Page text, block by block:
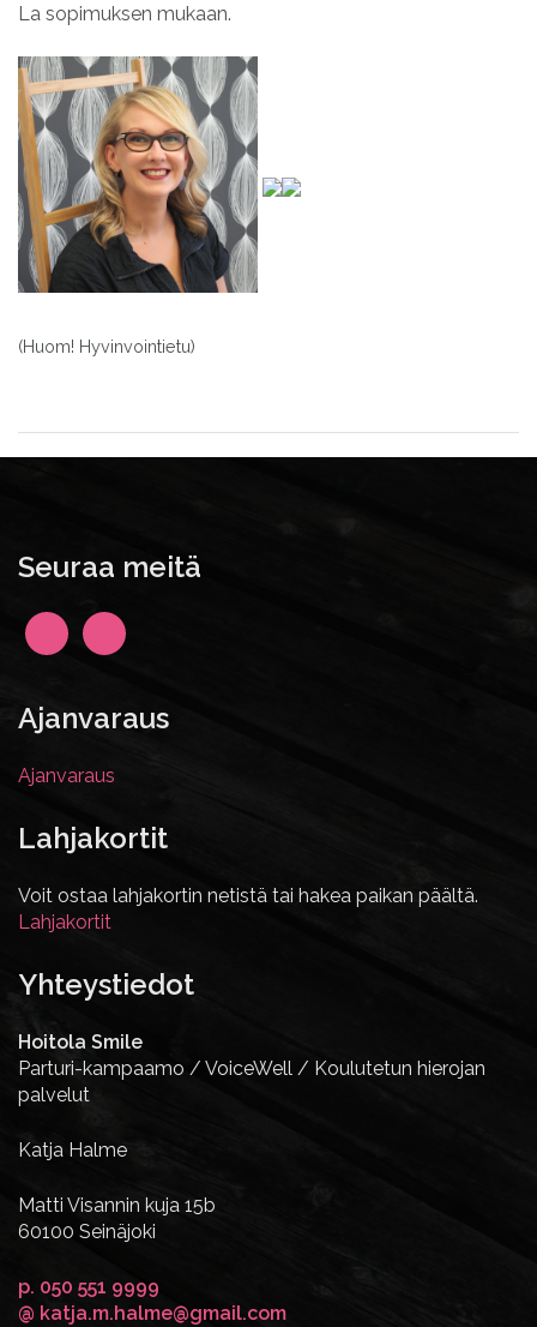
La sopimuksen mukaan.
(Huom! Hyvinvointietu)
Seuraa meitä
Ajanvaraus
Ajanvaraus
Lahjakortit
Voit ostaa lahjakortin netistä tai hakea paikan päältä.
Lahjakortit
Yhteystiedot
Hoitola Smile
Parturi-kampaamo / VoiceWell / Koulutetun hierojan
palvelut
Katja Halme
Matti Visannin kuja 15b
60100 Seinäjoki
p. 050 551 9999
@ katja.m.halme@gmail.com